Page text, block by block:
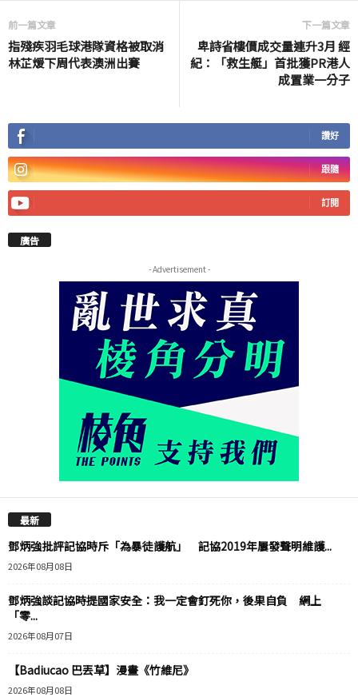
前一篇文章
指殘疾羽毛球港隊資格被取消
林芷煖下周代表澳洲出賽
下一篇文章
卑詩省樓價成交量連升3月 經
紀：「救生艇」首批獲PR港人
成置業一分子
讚好
跟隨
訂閱
廣告
- Advertisement -
最新
鄧炳強批評記協時斥「為暴徒護航」 記協2019年屢發聲明維護...
2026年08月08日
鄧炳強談記協時提國家安全：我一定會釘死你，後果自負 網上
「零...
2026年08月07日
【Badiucao 巴丟草】漫畫《竹維尼》
2026年08月08日